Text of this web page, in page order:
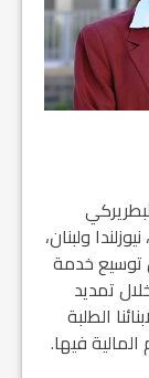
ولبنان،
توسيع خدمة
تمديد
الطلبة